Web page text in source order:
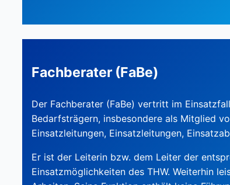
Fachberater (FaBe)
Der Fachberater (FaBe) vertritt im
Bedarfsträgern, insbesondere als Mitglied
Einsatzleitungen, Einsatzleitungen,
Er ist der Leiterin bzw. dem Leiter der
Einsatzmöglichkeiten des THW. Weiterhin